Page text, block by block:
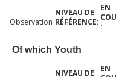
Observation
Of which Youth